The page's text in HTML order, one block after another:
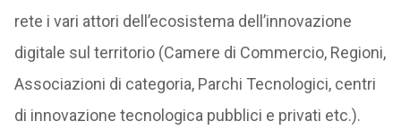
rete i vari attori dell’ecosistema dell’innovazione
digitale sul territorio (Camere di Commercio, Regioni,
Associazioni di categoria, Parchi Tecnologici, centri
di innovazione tecnologica pubblici e privati etc.).